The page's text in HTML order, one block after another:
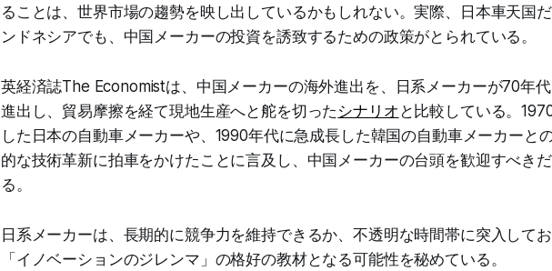
ることは、世界市場の趨勢を映し出しているかもしれない。実際、日本車天国
ンドネシアでも、中国メーカーの投資を誘致するための政策がとられている。
英経済誌The Economistは、中国メーカーの海外進出を、日系メーカーが70年
進出し、貿易摩擦を経て現地生産へと舵を切った シナリオ と比較している。
した日本の自動車メーカーや、1990年代に急成長した韓国の自動車メーカーと
的な技術革新に拍車をかけたことに言及し、中国メーカーの台頭を歓迎すべき
る。
日系メーカーは、長期的に競争力を維持できるか、不透明な時間帯に突入して
「イノベーションのジレンマ」の格好の教材となる可能性を秘めている。